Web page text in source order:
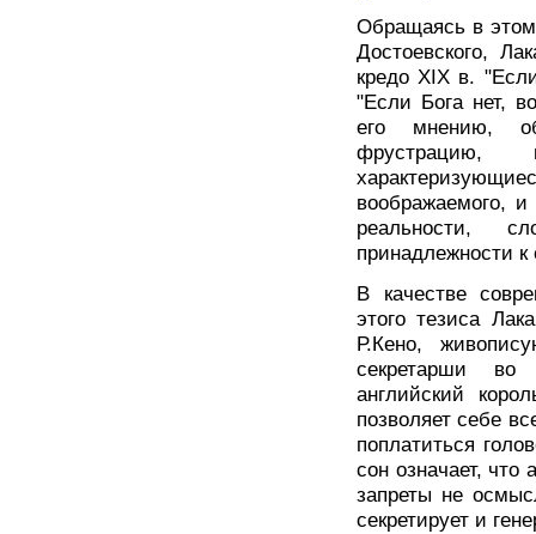
Обращаясь в этом
Достоевского,
кредо XIX в.
"Если Бога нет,
его мнению,
фрустрацию,
воображаемого,
реальности,
принадлежности
В качестве
этого тезиса
Р.Кено,
секретарши во
английский
позволяет себе
поплатиться
сон означает, что
запреты не
секретирует и